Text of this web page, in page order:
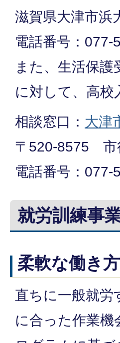
滋賀県大津市
電話番号：077-
また、生活保
に対して、高校
相談窓口： 大津
〒520-8575 市
電話番号：077-
就労訓練事
柔軟な働き
直ちに一般就
に合った作業機